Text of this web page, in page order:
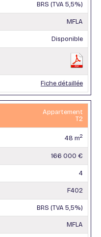
BRS (TVA 5,5%)
MFLA
Disponible
Fiche détaillée
Appartement
T2
48 m2
166 000 €
4
F402
BRS (TVA 5,5%)
MFLA